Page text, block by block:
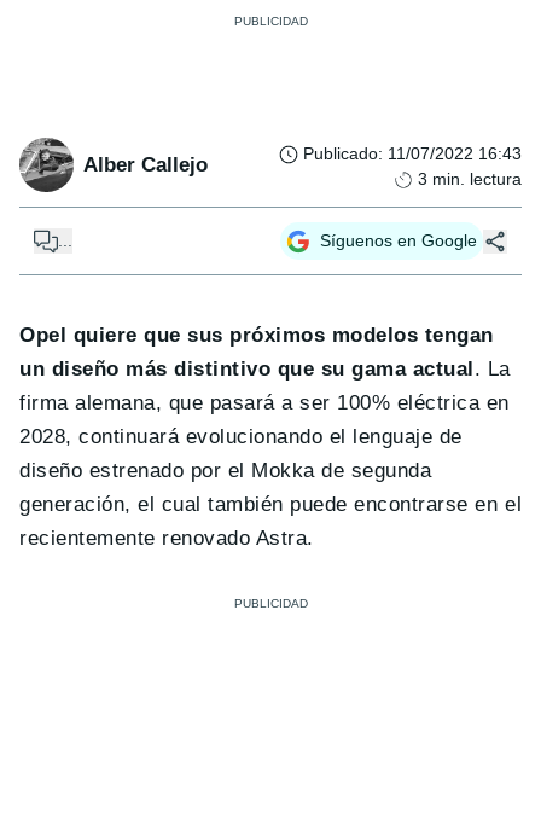
Alber Callejo Publicado: 11/07/2022 16:43
3 min. lectura
... Síguenos en Google
Opel quiere que sus próximos modelos tengan
un diseño más distintivo que su gama actual . La
firma alemana, que pasará a ser 100% eléctrica en
2028, continuará evolucionando el lenguaje de
diseño estrenado por el Mokka de segunda
generación, el cual también puede encontrarse en el
recientemente renovado Astra.